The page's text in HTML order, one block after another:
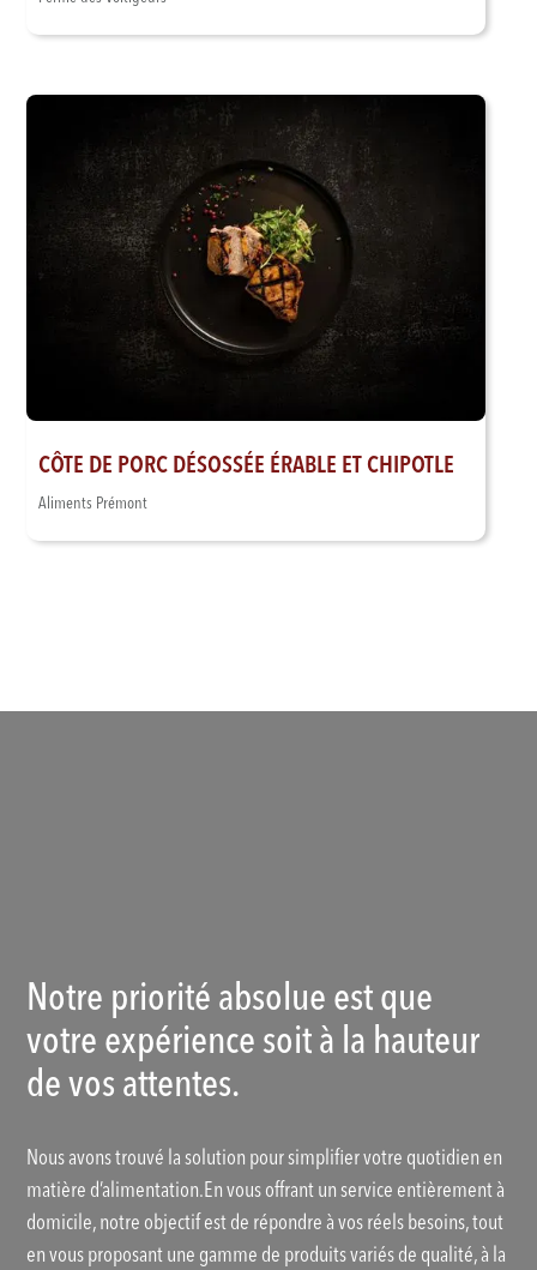
CÔTE DE PORC DÉSOSSÉE ÉRABLE ET CHIPOTLE
Aliments Prémont
Notre priorité absolue est que
votre expérience soit à la hauteur
de vos attentes.
Nous avons trouvé la solution pour simplifier votre quotidien en
matière d’alimentation.En vous offrant un service entièrement à
domicile, notre objectif est de répondre à vos réels besoins, tout
en vous proposant une gamme de produits variés de qualité, à la